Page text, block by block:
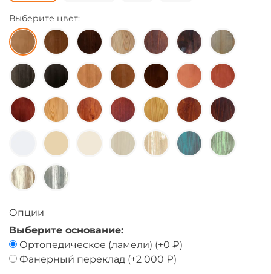
Выберите цвет:
Опции
Выберите основание:
Ортопедическое (ламели) (+0 ₽)
Фанерный переклад (+2 000 ₽)